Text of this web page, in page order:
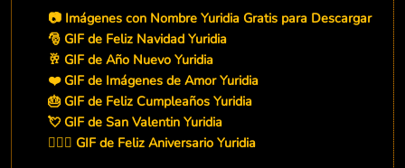
📷 Imágenes con Nombre Yuridia Gratis para Descargar
🎅 GIF de Feliz Navidad Yuridia
🥂 GIF de Año Nuevo Yuridia
❤️ GIF de Imágenes de Amor Yuridia
🎂 GIF de Feliz Cumpleaños Yuridia
💘 GIF de San Valentin Yuridia
👨‍❤️‍👨 GIF de Feliz Aniversario Yuridia